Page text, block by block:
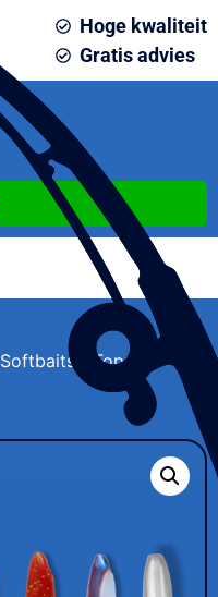
Hoge kwaliteit
Gratis advies
Softbaits
/ Toppies